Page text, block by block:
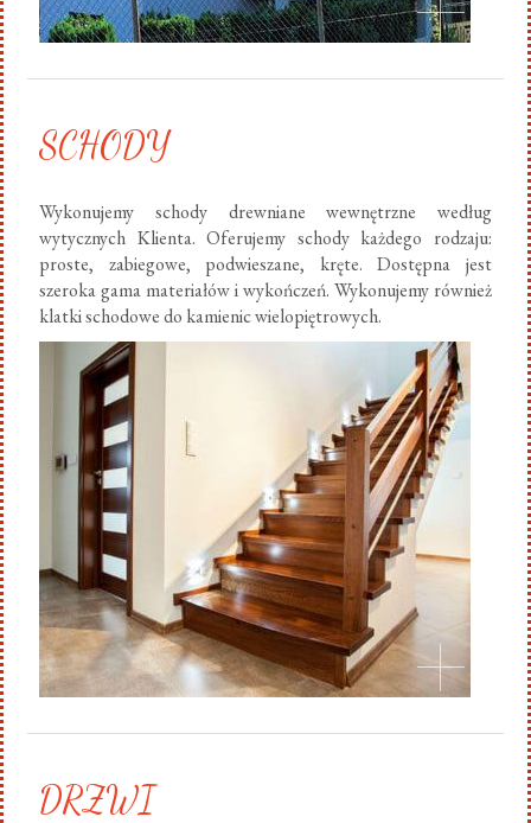
SCHODY
Wykonujemy schody drewniane wewnętrzne według
wytycznych Klienta. Oferujemy schody każdego rodzaju:
proste, zabiegowe, podwieszane, kręte. Dostępna jest
szeroka gama materiałów i wykończeń. Wykonujemy również
klatki schodowe do kamienic wielopiętrowych.
DRZWI